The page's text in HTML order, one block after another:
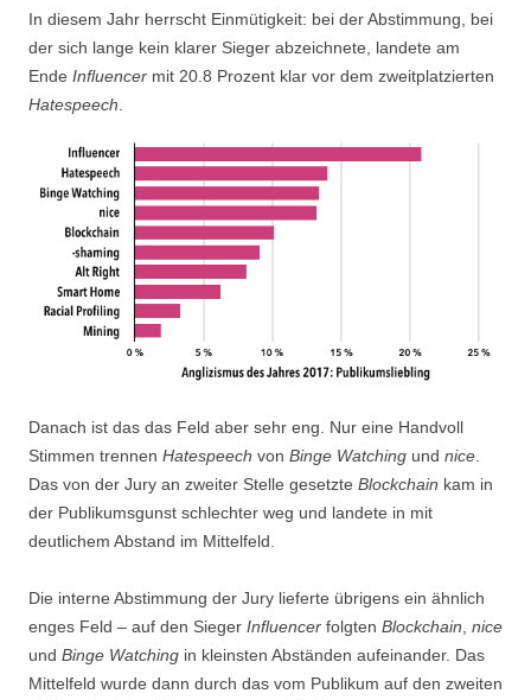
In diesem Jahr herrscht Einmütigkeit: bei der Abstimmung, bei
der sich lange kein klarer Sieger abzeichnete, landete am
Ende Influencer mit 20.8 Prozent klar vor dem zweitplatzierten
Hatespeech
Danach ist das das Feld aber sehr eng. Nur eine Handvoll
Stimmen trennen Hatespeech von Binge Watching und nice
Das von der Jury an zweiter Stelle gesetzte Blockchain kam in
der Publikumsgunst schlechter weg und landete in mit
deutlichem Abstand im Mittelfeld.
Die interne Abstimmung der Jury lieferte übrigens ein ähnlich
enges Feld – auf den Sieger Influencer folgten Blockchain nice
und Binge Watching in kleinsten Abständen aufeinander. Das
Mittelfeld wurde dann durch das vom Publikum auf den zweiten